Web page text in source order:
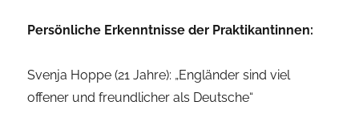
Persönliche Erkenntnisse der Praktikantinnen:
Svenja Hoppe (21 Jahre): „Engländer sind viel
offener und freundlicher als Deutsche“